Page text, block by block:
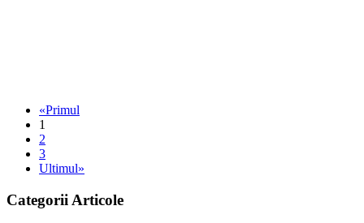
«Primul
1
2
3
Ultimul»
Categorii Articole